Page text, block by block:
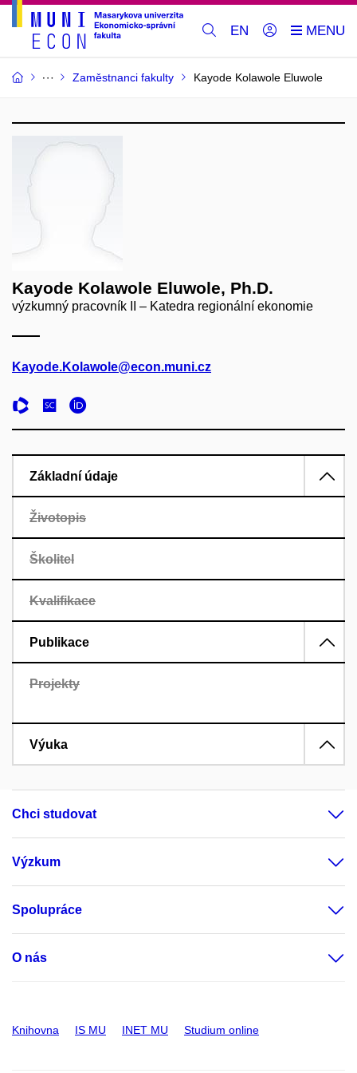
EN
Zaměstnanci fakulty Kayode Kolawole Eluwole
Kayode Kolawole Eluwole, Ph.D.
výzkumný pracovník II – Katedra regionální ekonomie
Kayode.Kolawole@econ.muni.cz
Základní údaje
Životopis
Školitel
Kvalifikace
Publikace
Projekty
Výuka
Chci studovat
Výzkum
Spolupráce
O nás
Knihovna IS MU INET MU Studium online